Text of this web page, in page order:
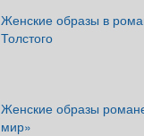
Женские образы в
Толстого
Женские образы
мир»